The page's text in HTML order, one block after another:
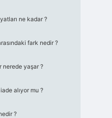
ne kadar ?
fark nedir ?
nerede yaşar ?
alıyor mu ?
?